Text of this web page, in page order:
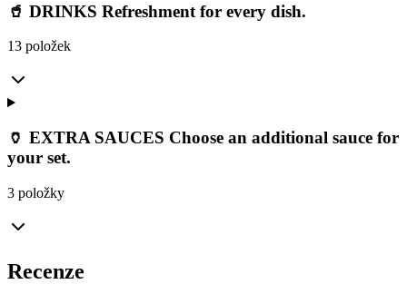
🥤 DRINKS Refreshment for every dish.
13 položek
🏺 EXTRA SAUCES Choose an additional sauce for
your set.
3 položky
Recenze